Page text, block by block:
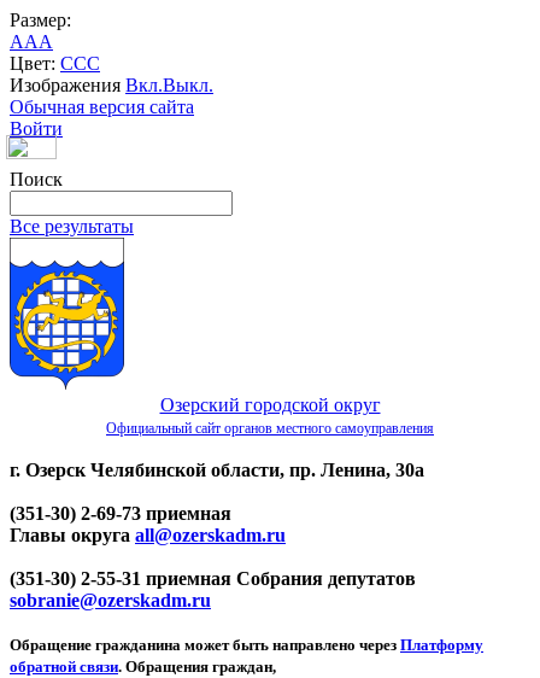
Размер:
AAA
Цвет: CCC
Изображения Вкл.Выкл.
Обычная версия сайта
Войти
Поиск
Все результаты
Озерский городской округ
Официальный сайт органов местного самоуправления
г. Озерск Челябинской области, пр. Ленина, 30а
(351-30) 2-69-73 приемная
Главы округа all@ozerskadm.ru
(351-30) 2-55-31 приемная Собрания депутатов
sobranie@ozerskadm.ru
Обращение гражданина может быть направлено через Платформу
обратной связи. Обращения граждан,